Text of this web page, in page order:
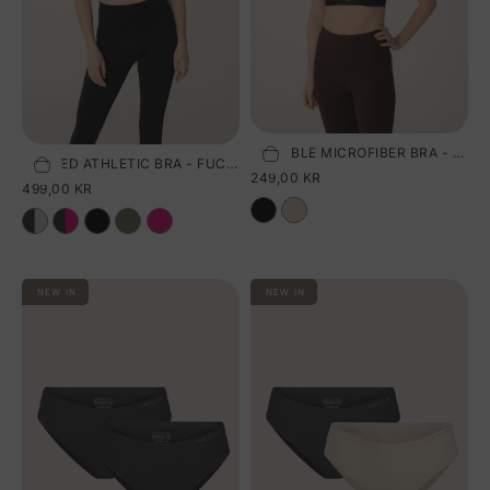
Vælg størrelse
SALGSPRIS
499,00 KR
Vælg størrelse
SALGSPRIS
249,00 KR
NEW IN NEW IN